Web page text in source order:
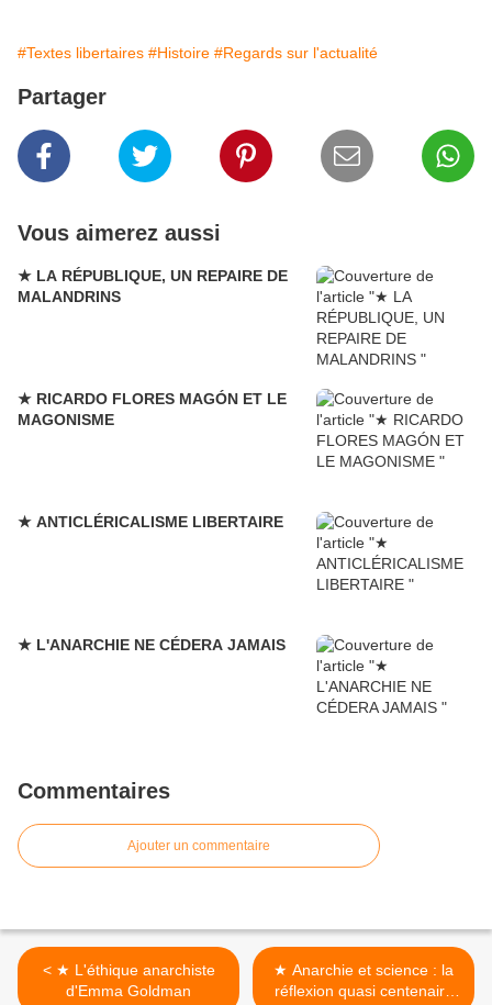
#Textes libertaires #Histoire #Regards sur l'actualité
Partager
Vous aimerez aussi
★ LA RÉPUBLIQUE, UN REPAIRE DE
MALANDRINS
★ RICARDO FLORES MAGÓN ET LE
MAGONISME
★ ANTICLÉRICALISME LIBERTAIRE
★ L'ANARCHIE NE CÉDERA JAMAIS
Commentaires
Ajouter un commentaire
< ★ L'éthique anarchiste
d'Emma Goldman
★ Anarchie et science : la
réflexion quasi centenaire